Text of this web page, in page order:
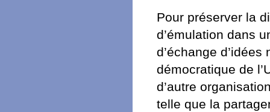
Pour préserver la
d’émulation dans
d’échange
démocratique de
d’autre
telle que la